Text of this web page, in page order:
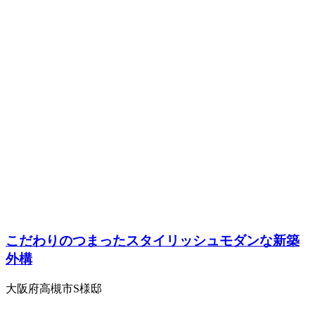
こだわりのつまったスタイリッシュモダンな新築
外構
大阪府高槻市S様邸